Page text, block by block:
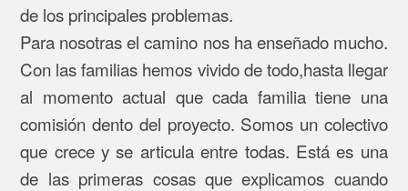
de los principales problemas.
Para nosotras el camino nos ha enseñado mucho.
Con las familias hemos vivido de todo,hasta llegar
al momento actual que cada familia tiene una
comisión dento del proyecto. Somos un colectivo
que crece y se articula entre todas. Está es una
de las primeras cosas que explicamos cuando